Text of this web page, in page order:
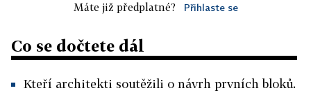
Máte již předplatné? Přihlaste se
Co se dočtete dál
Kteří architekti soutěžili o návrh prvních bloků.